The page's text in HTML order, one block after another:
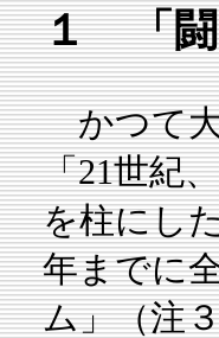
１ 「闘
かつて大
「21世紀
を柱にし
年までに
ム」（注